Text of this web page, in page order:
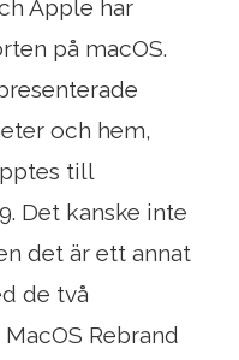
Apple har
på macOS.
och hem,
till
Det kanske inte
det är ett annat
de två
Rebrand